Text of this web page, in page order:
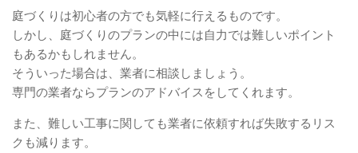
庭づくりは初心者の方でも気軽に行えるものです。
しかし、庭づくりのプランの中には自力では難しいポイント
もあるかもしれません。
そういった場合は、業者に相談しましょう。
専門の業者ならプランのアドバイスをしてくれます。
また、難しい工事に関しても業者に依頼すれば失敗するリス
クも減ります。